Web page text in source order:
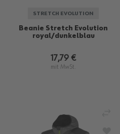
STRETCH EVOLUTION
Beanie Stretch Evolution
royal/dunkelblau
17,79 €
mit MwSt.
ZUR WUNSCHLISTE HINZUFÜGEN